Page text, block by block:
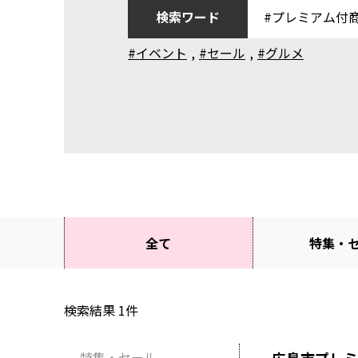
検索ワード
#イベント , #セール , #グルメ
全て 特集・
検索結果 1件